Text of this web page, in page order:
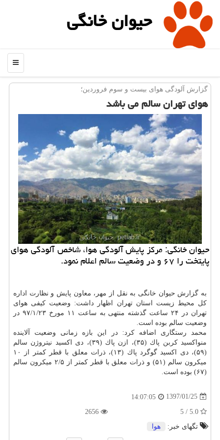
حیوان خانگی
منو
گزارش آلودگی هوای بیست و سوم فروردین؛
هوای تهران سالم می باشد
حیوان خانگی: مركز پایش آلودگی هوا، شاخص آلودگی هوای
پایتخت را ۶۷ و در وضعیت سالم اعلام نمود.
به گزارش حیوان خانگی به نقل از مهر، معاون پایش و نظارت اداره
كل محیط زیست استان تهران اظهار داشت: وضعیت كیفی هوای
تهران در ۲۴ ساعت گذشته منتهی به ساعت ۱۱ مورخ ۹۷/۱/۲۳ در
وضعیت سالم بوده است.
محمد رستگاری اضافه كرد: در این بازه زمانی وضعیت آلاینده
منواكسید كربن پاك (۳۵)، ازن پاك (۳۹)، دی اكسید نیتروژن سالم
(۵۹)، دی اكسید گوگرد پاك (۱۳)، ذرات معلق با قطر كمتر از ۱۰
میكرون سالم (۵۱) و ذرات معلق با قطر كمتر از ۲/۵ میكرون سالم
(۶۷) بوده است.
1397/01/25
14:07:05
تگهای خبر:
هوا